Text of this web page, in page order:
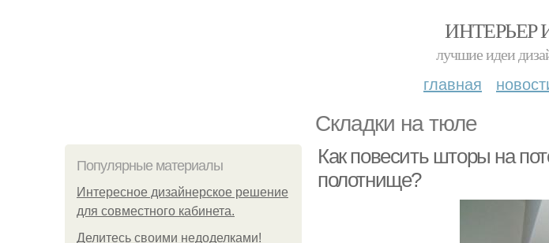
ИНТЕРЬЕР
лучшие идеи
главная
Складки на тюле
Популярные материалы
Интересное дизайнерское решение
для совместного кабинета.
Делитесь своими недоделками!
Как повесить шторы на
полотнище?